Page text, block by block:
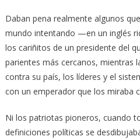
Daban pena realmente algunos
mundo intentando —en un inglés
los cariñitos de un presidente del
parientes más cercanos, mientras
contra su país, los líderes y el
con un emperador que los miraba
Ni los patriotas pioneros, cuando
definiciones políticas se